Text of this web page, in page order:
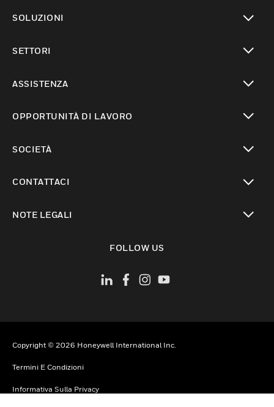
SOLUZIONI
SETTORI
ASSISTENZA
OPPORTUNITÀ DI LAVORO
SOCIETÀ
CONTATTACI
NOTE LEGALI
FOLLOW US
Copyright © 2026 Honeywell International Inc.
Termini E Condizioni
Informativa Sulla Privacy